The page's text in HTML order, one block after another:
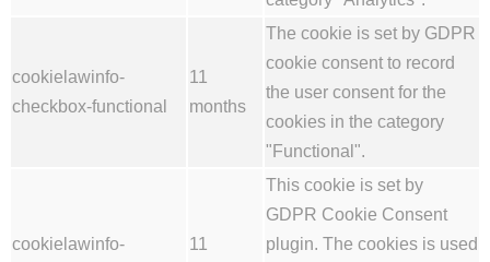
cookielawinfo-
checkbox-functional
11
months
The cookie is set by GDPR
cookie consent to record
the user consent for the
cookies in the category
"Functional".
cookielawinfo-
11
This cookie is set by
GDPR Cookie Consent
plugin. The cookies is used